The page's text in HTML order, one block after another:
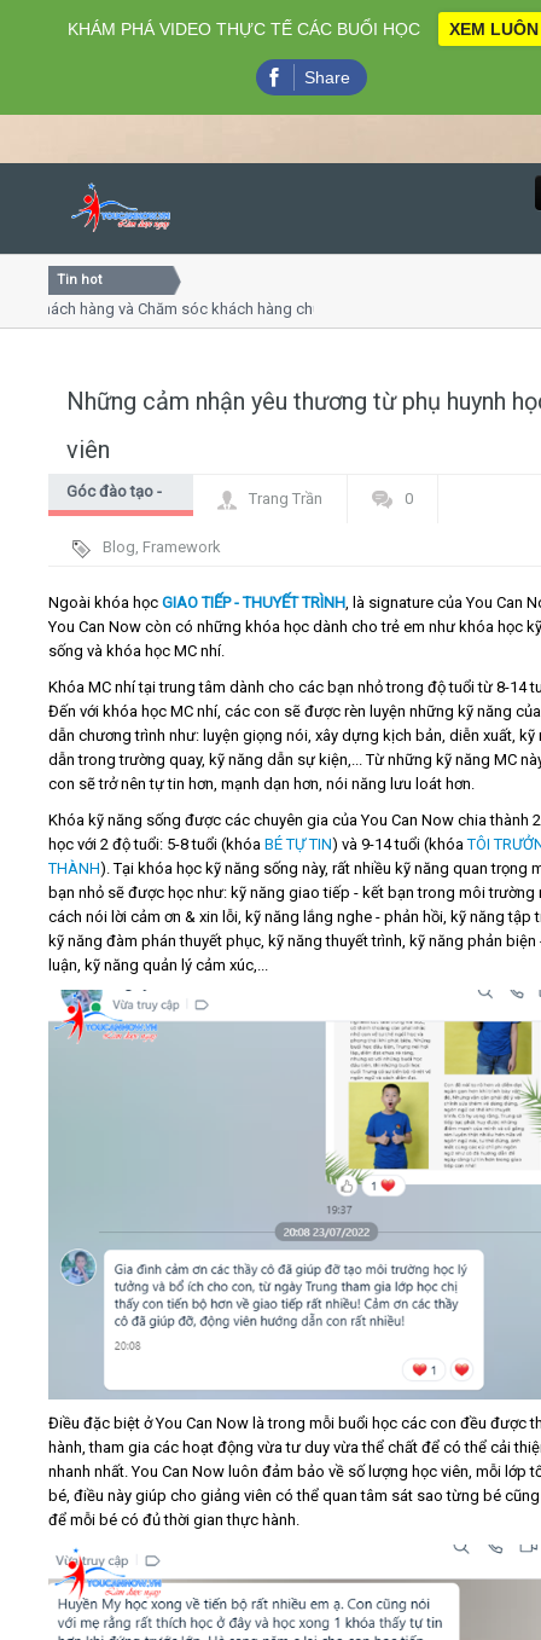
Close
Home
Video
Kiến thức
Liên hệ - Đăng ký
Tìm kiếm
Tin hot
hàng và Chăm sóc khách hàng chuyên nghiệp
Những cảm nhận yêu thương từ phụ huynh
viên
Góc đào tạo -
Trang Trần 0
Blog, Framework
Ngoài khóa học GIAO TIẾP - THUYẾT TRÌNH, là signature của You Can
You Can Now còn có những khóa học dành cho trẻ em như khóa học
sống và khóa học MC nhí.
Khóa MC nhí tại trung tâm dành cho các bạn nhỏ trong độ tuổi từ 8-14
Đến với khóa học MC nhí, các con sẽ được rèn luyện những kỹ năng
dẫn chương trình như: luyện giọng nói, xây dựng kịch bản, diễn xuất, kỹ
dẫn trong trường quay, kỹ năng dẫn sự kiện,... Từ những kỹ năng MC
con sẽ trở nên tự tin hơn, mạnh dạn hơn, nói năng lưu loát hơn.
Khóa kỹ năng sống được các chuyên gia của You Can Now chia thành
học với 2 độ tuổi: 5-8 tuổi (khóa BÉ TỰ TIN) và 9-14 tuổi (khóaTÔI
THÀNH). Tại khóa học kỹ năng sống này, rất nhiều kỹ năng quan trọng
bạn nhỏ sẽ được học như: kỹ năng giao tiếp - kết bạn trong môi trường
cách nói lời cảm ơn & xin lỗi, kỹ năng lắng nghe - phản hồi, kỹ năng tập
kỹ năng đàm phán thuyết phục, kỹ năng thuyết trình, kỹ năng phản biện
luận, kỹ năng quản lý cảm xúc,...
Điều đặc biệt ở You Can Now là trong mỗi buổi học các con đều được
hành, tham gia các hoạt động vừa tư duy vừa thể chất để có thể cải
nhanh nhất. You Can Now luôn đảm bảo về số lượng học viên, mỗi lớp
bé, điều này giúp cho giảng viên có thể quan tâm sát sao từng bé
để mỗi bé có đủ thời gian thực hành.
KHÁM PHÁ VIDEO THỰC TẾ CÁC BUỔI HỌC XEM LUÔN
Share